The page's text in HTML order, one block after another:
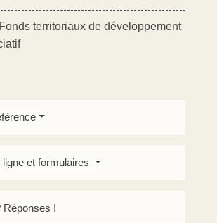
territoriaux de développement
et formulaires
Réponses !